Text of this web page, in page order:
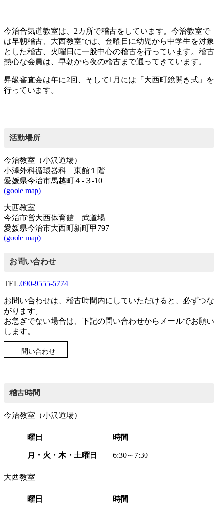
今治合気道教室は、2カ所で稽古をしています。今治教室で
は早朝稽古、大西教室では、金曜日に幼児から中学生を対象
とした稽古、火曜日に一般中心の稽古を行っています。稽古
熱心な会員は、早朝から夜の稽古まで通ってきています。
昇級審査会は年に2回、そして1月には「大西町鏡開き式」を
行っています。
活動場所
今治教室（小沢道場）
小澤外科循環器科 東館１階
愛媛県今治市馬越町４-３-10
(goole map)
大西教室
今治市営大西体育館 武道場
愛媛県今治市大西町新町甲797
(goole map)
お問い合わせ
TEL.090-9555-5774
お問い合わせは、稽古時間内にしていただけると、必ずつな
がります。
お急ぎでない場合は、下記の問い合わせからメールでお願い
します。
問い合わせ
稽古時間
今治教室（小沢道場）
曜日 時間
月・火・木・土曜日 6:30～7:30
大西教室
曜日 時間